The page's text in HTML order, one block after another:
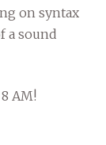
on syntax
a sound
AM!